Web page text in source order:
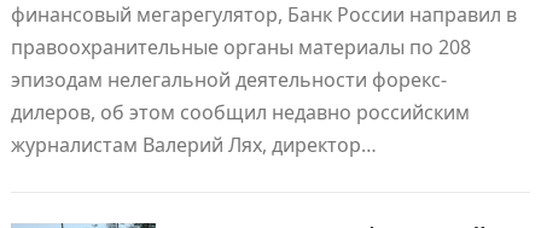
финансовый мегарегулятор, Банк России направил в
правоохранительные органы материалы по 208
эпизодам нелегальной деятельности форекс-
дилеров, об этом сообщил недавно российским
журналистам Валерий Лях, директор…